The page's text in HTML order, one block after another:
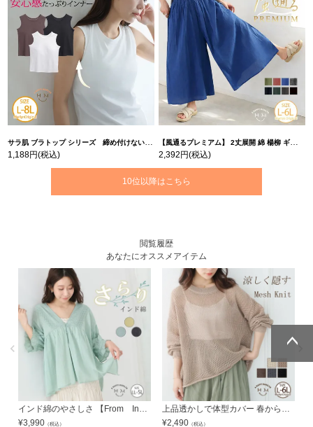
サラ肌 ブラトップ シリーズ 締め付けない リブ タンクトップ | 大きいサイズの通販ならハッピーマリリン
1,188円(税込)
【風通るプレミアム】 2丈展開 綿 楊柳 ギャザー フレア スカンツ 【ウェストゴム】 | 大きいサイズの通販ならハッピーマリリン
2,392円(税込)
10位以降はこちら
閲覧履歴
あなたにオススメアイテム
インド綿のやさしさ 【From India】 Vネック ブラウス | 大きいサイズの通販ならハッピーマリリン
¥3,990 （税込）
上品透かしで体型カバー 春から夏まで長く使える レイヤード 透かし編み ニット | 大きいサイズの通販ならハッピーマリリン
¥2,490 （税込）
ページトッ
プへ
ページトッ
プへ